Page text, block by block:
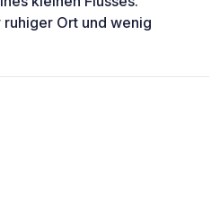
Ort und wenig